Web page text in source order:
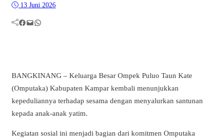
13 Juni 2026
Facebook Mail WhatsApp
BANGKINANG – Keluarga Besar Ompek Puluo Taun Kate
(Omputaka) Kabupaten Kampar kembali menunjukkan
kepeduliannya terhadap sesama dengan menyalurkan santunan
kepada anak-anak yatim.
Kegiatan sosial ini menjadi bagian dari komitmen Omputaka